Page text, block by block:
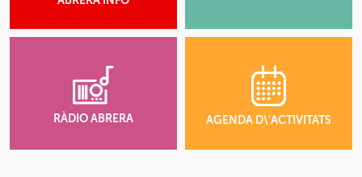
RÀDIO ABRERA AGENDA D\'ACTIVITATS